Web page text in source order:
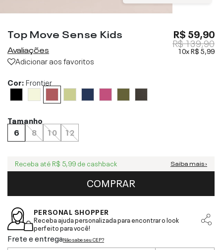
Top Move Sense Kids
Avaliações
Adicionar aos favoritos
R$ 59,90
R$ 139,90
10xR$ 5,99
Cor:Frontier
Tamanho
6
8 10 12
Receba até R$ 5,99 de cashback Saiba mais ›
COMPRAR
PERSONAL SHOPPER
Receba ajuda personalizada para encontrar o look
perfeito para você!
Frete e entregaNão sabe seu CEP?